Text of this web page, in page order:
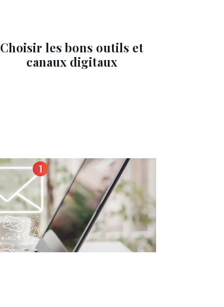
Choisir les bons outils et
canaux digitaux